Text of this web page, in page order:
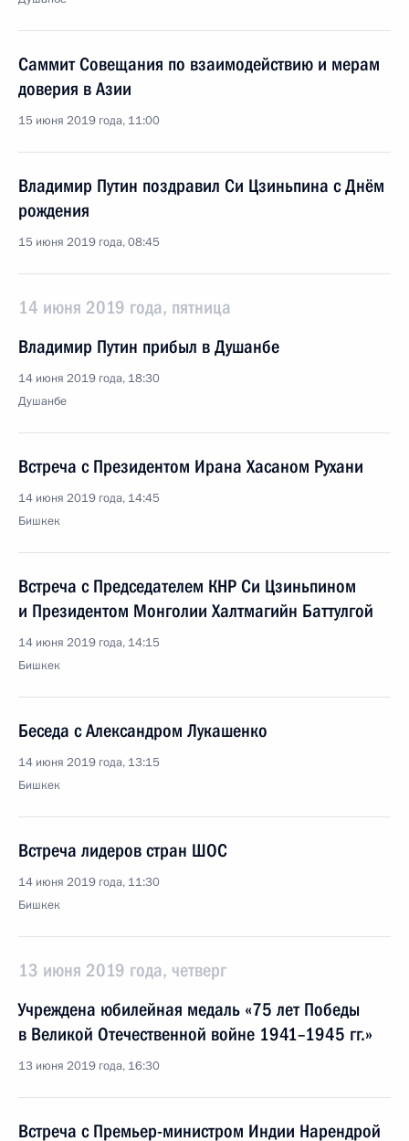
Саммит Совещания по взаимодействию и мерам
доверия в Азии
15 июня 2019 года, 11:00
Владимир Путин поздравил Си Цзиньпина с Днём
рождения
15 июня 2019 года, 08:45
14 июня 2019 года, пятница
Владимир Путин прибыл в Душанбе
14 июня 2019 года, 18:30
Душанбе
Встреча с Президентом Ирана Хасаном Рухани
14 июня 2019 года, 14:45
Бишкек
Встреча с Председателем КНР Си Цзиньпином
и Президентом Монголии Халтмагийн Баттулгой
14 июня 2019 года, 14:15
Бишкек
Беседа с Александром Лукашенко
14 июня 2019 года, 13:15
Бишкек
Встреча лидеров стран ШОС
14 июня 2019 года, 11:30
Бишкек
13 июня 2019 года, четверг
Учреждена юбилейная медаль «75 лет Победы
в Великой Отечественной войне 1941–1945 гг.»
13 июня 2019 года, 16:30
Встреча с Премьер-министром Индии Нарендрой